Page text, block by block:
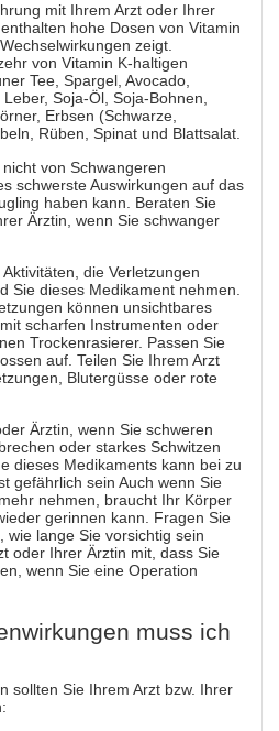
mit Ihrem Arzt oder Ihrer
hohe Dosen von Vitamin
zeigt.
von Vitamin K-haltigen
Tee, Spargel, Avocado,
Soja-Öl, Soja-Bohnen,
Erbsen (Schwarze,
Rüben, Spinat und Blattsalat.
von Schwangeren
schwerste Auswirkungen auf das
haben kann. Beraten Sie
Ärztin, wenn Sie schwanger
die Verletzungen
Sie dieses Medikament nehmen.
können unsichtbares
scharfen Instrumenten oder
Trockenrasierer. Passen Sie
auf. Teilen Sie Ihrem Arzt
Blutergüsse oder rote
Ärztin, wenn Sie schweren
oder starkes Schwitzen
dieses Medikaments kann bei zu
gefährlich sein Auch wenn Sie
nehmen, braucht Ihr Körper
gerinnen kann. Fragen Sie
wie lange Sie vorsichtig sein
oder Ihrer Ärztin mit, dass Sie
wenn Sie eine Operation
muss ich
sollten Sie Ihrem Arzt bzw. Ihrer